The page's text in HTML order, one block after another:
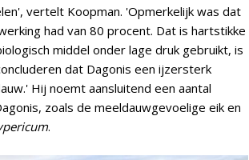
vertelt Koopman. 'Opmerkelijk was dat
had van 80 procent. Dat is hartstikke
middel onder lage druk gebruikt, is
dat Dagonis een ijzersterk
Hij noemt aansluitend een aantal
zoals de meeldauwgevoelige eik en
.